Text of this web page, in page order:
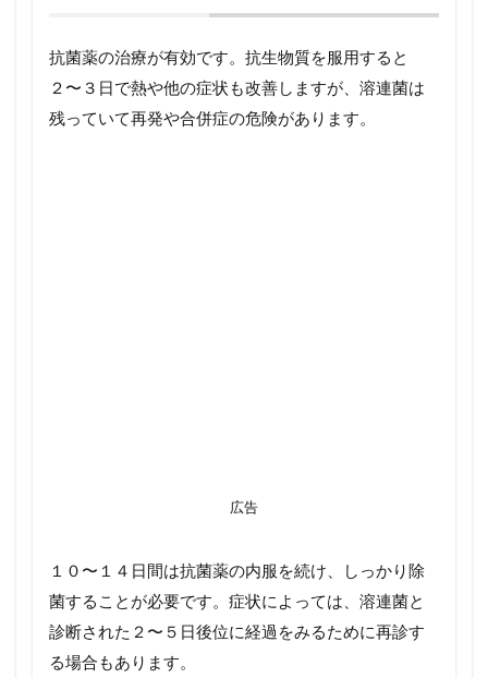
抗菌薬の治療が有効です。抗生物質を服用すると
２〜３日で熱や他の症状も改善しますが、溶連菌は
残っていて再発や合併症の危険があります。
広告
１０〜１４日間は抗菌薬の内服を続け、しっかり除
菌することが必要です。症状によっては、溶連菌と
診断された２〜５日後位に経過をみるために再診す
る場合もあります。